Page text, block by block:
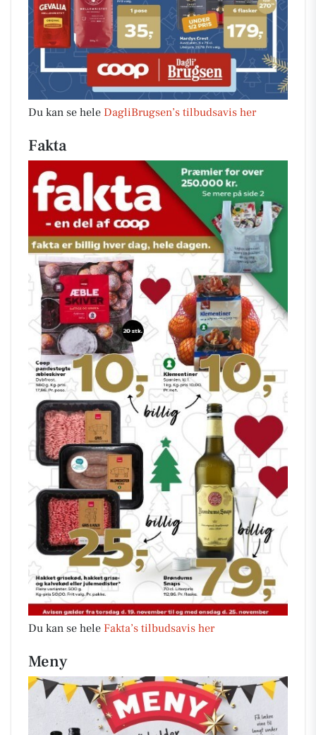
Du kan se hele DagliBrugsen’s tilbudsavis her
Fakta
Du kan se hele Fakta’s tilbudsavis her
Meny